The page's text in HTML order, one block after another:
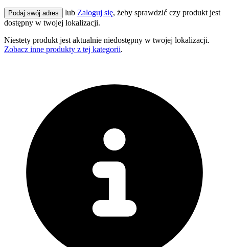
Podaj swój adres lub Zaloguj się, żeby sprawdzić czy produkt jest
dostępny w twojej lokalizacji.
Niestety produkt jest aktualnie niedostępny w twojej lokalizacji.
Zobacz inne produkty z tej kategorii.